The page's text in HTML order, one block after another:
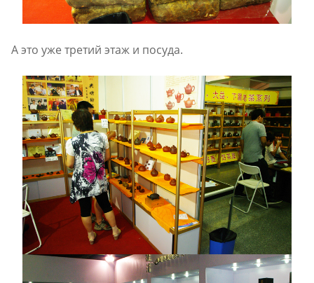
А это уже третий этаж и посуда.